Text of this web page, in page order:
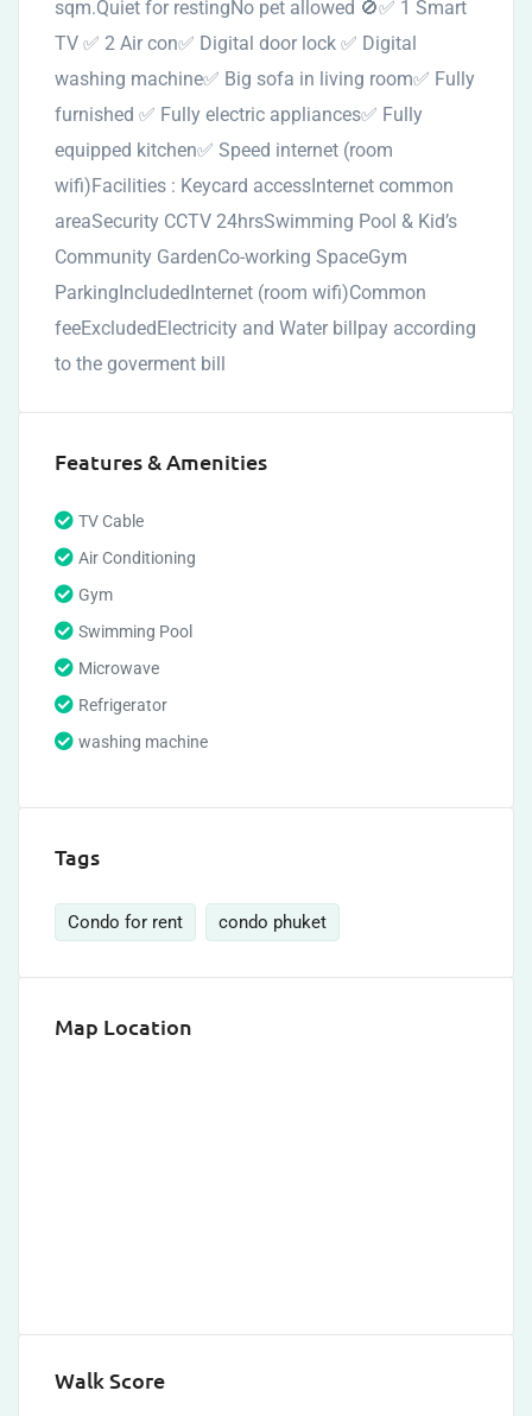
sqm.Quiet for restingNo pet allowed 🚫✅ 1 Smart
TV ✅ 2 Air con✅ Digital door lock ✅ Digital
washing machine✅ Big sofa in living room✅ Fully
furnished ✅ Fully electric appliances✅ Fully
equipped kitchen✅ Speed internet (room
wifi)Facilities : Keycard accessInternet common
areaSecurity CCTV 24hrsSwimming Pool & Kid’s
Community GardenCo-working SpaceGym
ParkingIncludedInternet (room wifi)Common
feeExcludedElectricity and Water billpay according
to the goverment bill
Features & Amenities
TV Cable
Air Conditioning
Gym
Swimming Pool
Microwave
Refrigerator
washing machine
Tags
Condo for rent condo phuket
Map Location
Walk Score